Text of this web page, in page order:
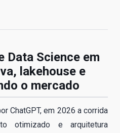
Data Science em
lakehouse e
o mercado
ChatGPT, em 2026 a corrida
otimizado e arquitetura